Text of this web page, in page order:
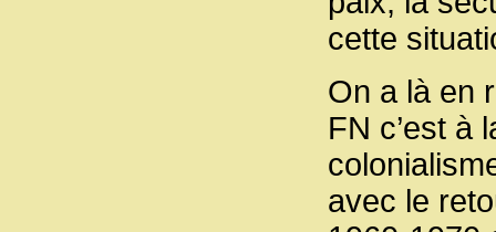
cette
On a là en
FN c’est à
avec le